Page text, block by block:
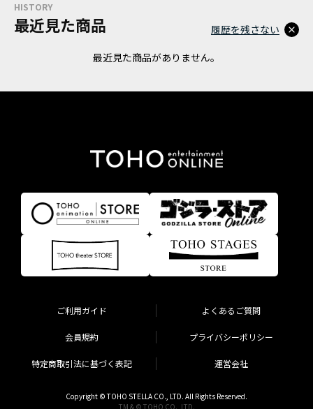
HISTORY
最近見た商品
最近見た商品がありません。
履歴を残さない
ご利用ガイド よくあるご質問
会員規約 プライバシーポリシー
特定商取引法に基づく表記 運営会社
Copyright © TOHO STELLA CO., LTD. All Rights Reserved.
TM & © TOHO CO., LTD.